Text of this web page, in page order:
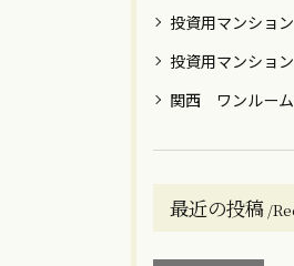
投資用マンション １R １K １DK ファミリ
投資用マンション １R １K １LDK 節税 年金 保険
関西 ワンルームマン
最近の投稿